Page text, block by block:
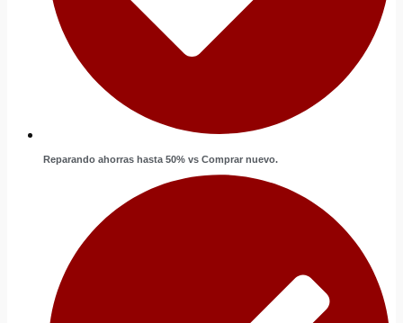
Reparando ahorras hasta 50% vs Comprar nuevo.